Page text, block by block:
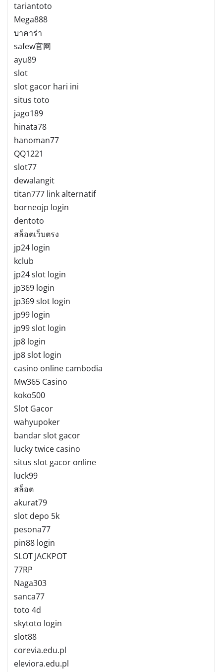
tariantoto
Mega888
บาคาร่า
safew官网
ayu89
slot
slot gacor hari ini
situs toto
jago189
hinata78
hanoman77
QQ1221
slot77
dewalangit
titan777 link alternatif
borneojp login
dentoto
สล็อตเว็บตรง
jp24 login
kclub
jp24 slot login
jp369 login
jp369 slot login
jp99 login
jp99 slot login
jp8 login
jp8 slot login
casino online cambodia
Mw365 Casino
koko500
Slot Gacor
wahyupoker
bandar slot gacor
lucky twice casino
situs slot gacor online
luck99
สล็อต
akurat79
slot depo 5k
pesona77
pin88 login
SLOT JACKPOT
77RP
Naga303
sanca77
toto 4d
skytoto login
slot88
corevia.edu.pl
eleviora.edu.pl